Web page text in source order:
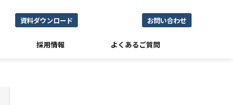
資料ダウンロード お問い合わせ
採用情報 よくあるご質問